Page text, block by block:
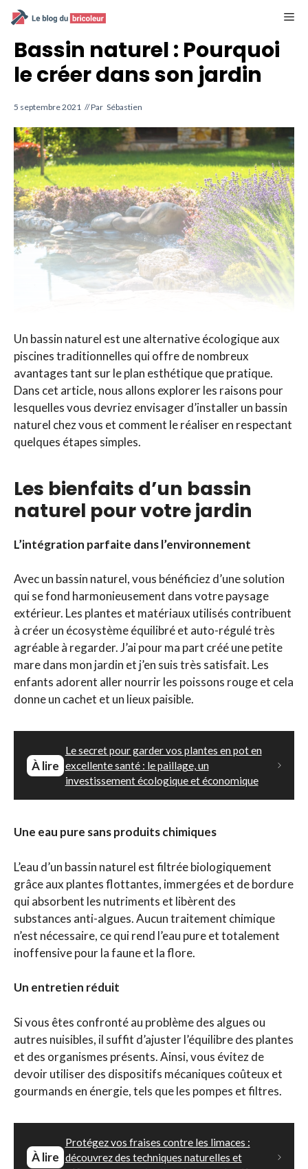
Aller
au
contenu
Bassin naturel : Pourquoi
le créer dans son jardin
5 septembre 2021 // Par Sébastien
Un bassin naturel est une alternative écologique aux
piscines traditionnelles qui offre de nombreux
avantages tant sur le plan esthétique que pratique.
Dans cet article, nous allons explorer les raisons pour
lesquelles vous devriez envisager d’installer un bassin
naturel chez vous et comment le réaliser en respectant
quelques étapes simples.
Les bienfaits d’un bassin
naturel pour votre jardin
L’intégration parfaite dans l’environnement
Avec un bassin naturel, vous bénéficiez d’une solution
qui se fond harmonieusement dans votre paysage
extérieur. Les plantes et matériaux utilisés contribuent
à créer un écosystème équilibré et auto-régulé très
agréable à regarder. J’ai pour ma part créé une petite
mare dans mon jardin et j’en suis très satisfait. Les
enfants adorent aller nourrir les poissons rouge et cela
donne un cachet et un lieux paisible.
À lire
Le secret pour garder vos plantes en pot en
excellente santé : le paillage, un
investissement écologique et économique
Une eau pure sans produits chimiques
L’eau d’un bassin naturel est filtrée biologiquement
grâce aux plantes flottantes, immergées et de bordure
qui absorbent les nutriments et libèrent des
substances anti-algues. Aucun traitement chimique
n’est nécessaire, ce qui rend l’eau pure et totalement
inoffensive pour la faune et la flore.
Un entretien réduit
Si vous êtes confronté au problème des algues ou
autres nuisibles, il suffit d’ajuster l’équilibre des plantes
et des organismes présents. Ainsi, vous évitez de
devoir utiliser des dispositifs mécaniques coûteux et
gourmands en énergie, tels que les pompes et filtres.
À lire
Protégez vos fraises contre les limaces :
découvrez des techniques naturelles et